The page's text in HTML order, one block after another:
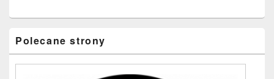
Polecane strony